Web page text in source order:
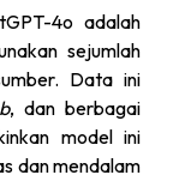
4o adalah
sejumlah
Data ini
, dan berbagai
model ini
dan mendalam